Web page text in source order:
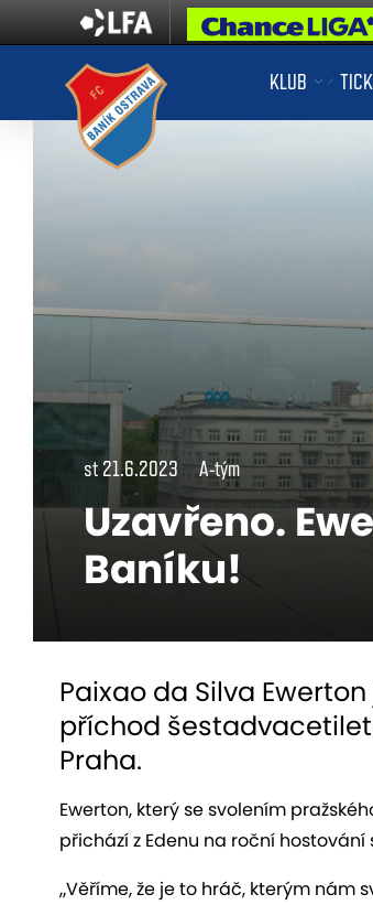
KLUB
st 21.6.2023 A-tým
Uzavřeno.
Baníku!
Paixao da Silva
příchod
Praha.
Ewerton, který se svolením
přichází z Edenu na roční
„Věříme, že je to hráč, kterým nám